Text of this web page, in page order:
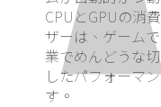
CPUとGPUの消
ザーは、ゲーム
業でめんどうな
したパフォーマ
す。